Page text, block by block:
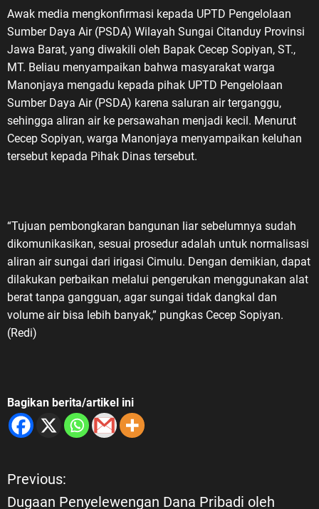
Awak media mengkonfirmasi kepada UPTD Pengelolaan
Sumber Daya Air (PSDA) Wilayah Sungai Citanduy Provinsi
Jawa Barat, yang diwakili oleh Bapak Cecep Sopiyan, ST.,
MT. Beliau menyampaikan bahwa masyarakat warga
Manonjaya mengadu kepada pihak UPTD Pengelolaan
Sumber Daya Air (PSDA) karena saluran air terganggu,
sehingga aliran air ke persawahan menjadi kecil. Menurut
Cecep Sopiyan, warga Manonjaya menyampaikan keluhan
tersebut kepada Pihak Dinas tersebut.
“Tujuan pembongkaran bangunan liar sebelumnya sudah
dikomunikasikan, sesuai prosedur adalah untuk normalisasi
aliran air sungai dari irigasi Cimulu. Dengan demikian, dapat
dilakukan perbaikan melalui pengerukan menggunakan alat
berat tanpa gangguan, agar sungai tidak dangkal dan
volume air bisa lebih banyak,” pungkas Cecep Sopiyan.
(Redi)
Bagikan berita/artikel ini
N
Previous:
Dugaan Penyelewengan Dana Pribadi oleh